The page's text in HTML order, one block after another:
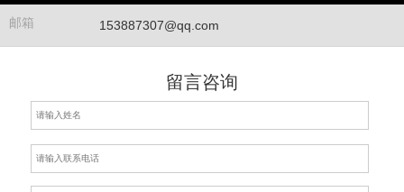
邮箱 153887307@qq.com
留言咨询